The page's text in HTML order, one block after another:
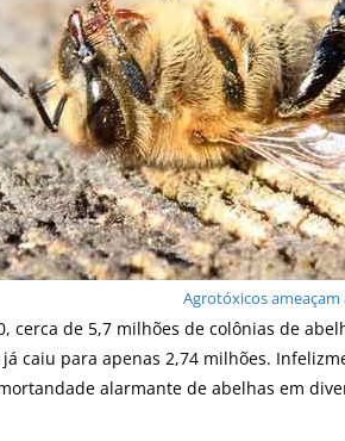
Agrotóxicos ameaçam
cerca de 5,7 milhões de colônias de
caiu para apenas 2,74 milhões.
alarmante de abelhas em